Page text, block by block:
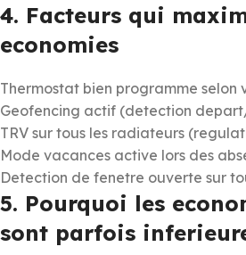
4. Facteurs qui
economies
Thermostat bien programme selon
Geofencing actif (detection
TRV sur tous les radiateurs
Mode vacances active lors des
Detection de fenetre ouverte sur
5. Pourquoi les
sont parfois